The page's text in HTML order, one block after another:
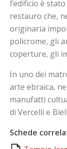
l’edificio è
restauro che,
originaria
policrome, gli
coperture, gli
In uno dei
arte ebraica,
manufatti
di Vercelli e
Schede